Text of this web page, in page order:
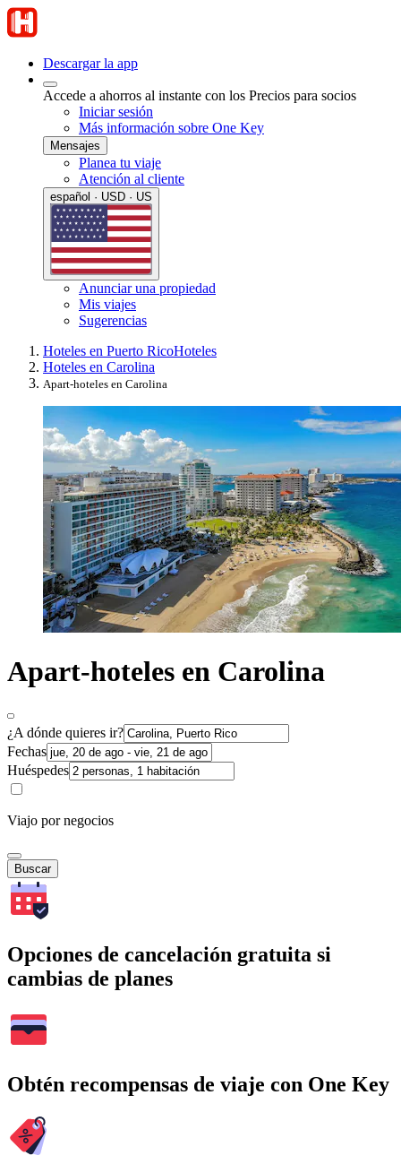
Descargar la app
Accede a ahorros al instante con los Precios para socios
Iniciar sesión
Más información sobre One Key
Mensajes
Planea tu viaje
Atención al cliente
español · USD · US
Anunciar una propiedad
Mis viajes
Sugerencias
Hoteles en Puerto RicoHoteles
Hoteles en Carolina
Apart-hoteles en Carolina
Apart-hoteles en Carolina
¿A dónde quieres ir?
Fechas
Huéspedes
Viajo por negocios
Buscar
Opciones de cancelación gratuita si
cambias de planes
Obtén recompensas de viaje con One Key